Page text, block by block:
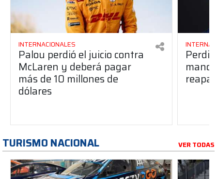
INTERNACIONALES
Palou perdió el juicio contra
McLaren y deberá pagar
más de 10 millones de
dólares
TURISMO NACIONAL VER TODAS